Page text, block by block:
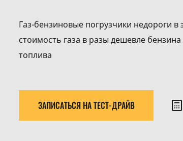
Газ-бензиновые погрузчики недороги в
стоимость газа в разы дешевле
топлива
ЗАПИСАТЬСЯ НА ТЕСТ-ДРАЙВ